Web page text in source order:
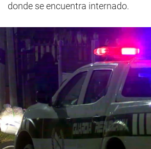
donde se encuentra internado.